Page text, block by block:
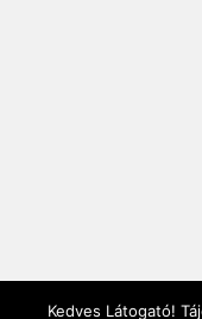
Kedves Látogató!